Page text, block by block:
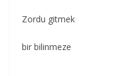
Zordu gitmek
bir bilinmeze